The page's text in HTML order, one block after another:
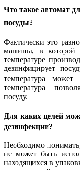
Что такое автомат
посуды?
Фактически это
машины, в которой
температуре
дезинфицирует
температура
температура
посуду.
Для каких целей
дезинфекции?
Необходимо
не может быть
находящихся в